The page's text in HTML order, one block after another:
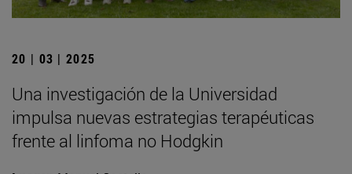
20 | 03 | 2025
Una investigación de la Universidad
impulsa nuevas estrategias terapéuticas
frente al linfoma no Hodgkin